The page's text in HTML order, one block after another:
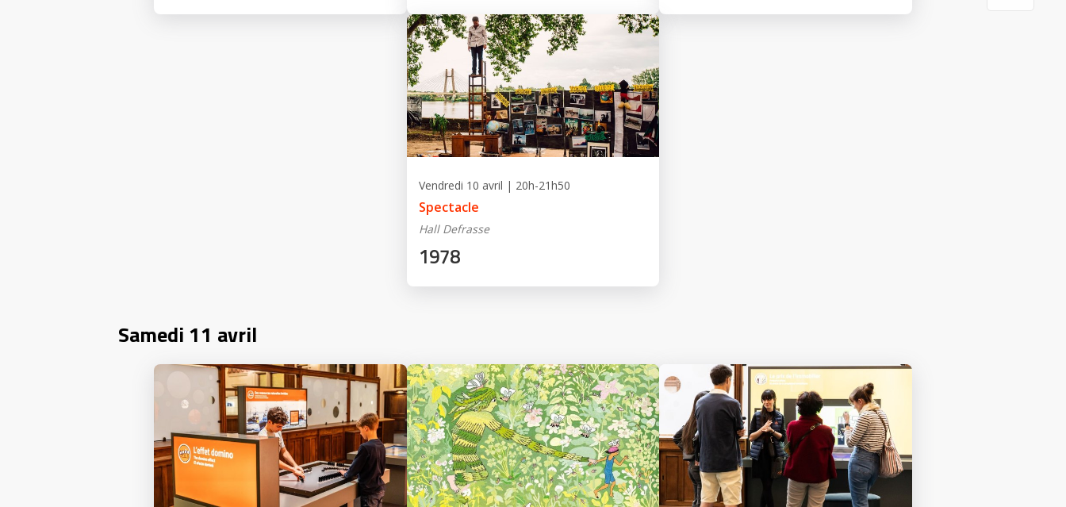
Vendredi 10 avril | 20h-21h50
Spectacle
Hall Defrasse
1978
Samedi 11 avril